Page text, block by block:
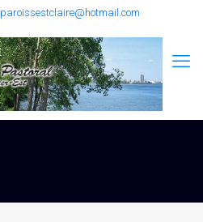
paroissestclaire@hotmail.com